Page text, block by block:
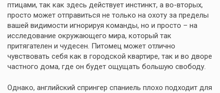
птицами, так как здесь действует инстинкт, а во-вторых,
просто может отправиться не только на охоту за пределы
вашей видимости игнорируя команды, но и просто – на
исследование окружающего мира, который так
притягателен и чудесен. Питомец может отлично
чувствовать себя как в городской квартире, так и во дворе
частного дома, где он будет ощущать большую свободу.
Однако, английский спрингер спаниель плохо подходит для